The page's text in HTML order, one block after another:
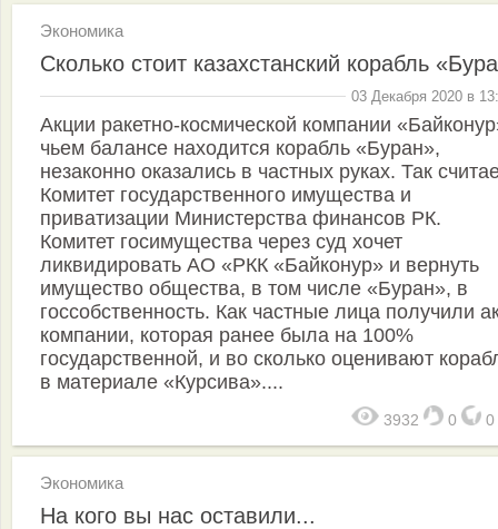
Экономика
Сколько стоит казахстанский корабль
03 Декабря 2020 в
Акции ракетно-космической компании
чьем балансе находится корабль «Буран»,
незаконно оказались в частных руках. Так
Комитет государственного имущества и
приватизации Министерства финансов РК.
Комитет госимущества через суд хочет
ликвидировать АО «РКК «Байконур» и вернуть
имущество общества, в том числе «Буран», в
госсобственность. Как частные лица получили
компании, которая ранее была на 100%
государственной, и во сколько оценивают
в материале «Курсива»....
3932 0 0
Экономика
На кого вы нас оставили...